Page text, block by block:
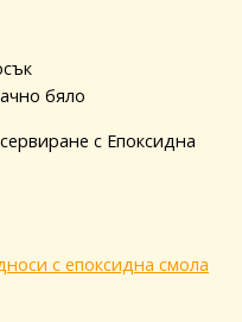
бяло
с Епоксидна
с епоксидна смола